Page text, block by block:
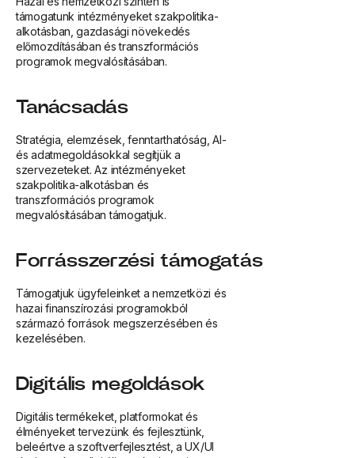
támogatunk intézményeket szakpolitika-
alkotásban, gazdasági növekedés
előmozdításában és transzformációs
programok megvalósításában.
Tanácsadás
Stratégia, elemzések, fenntarthatóság, AI-
és adatmegoldásokkal segítjük a
szervezeteket. Az intézményeket
szakpolitika-alkotásban és
transzformációs programok
megvalósításában támogatjuk.
Forrásszerzési támogatás
Támogatjuk ügyfeleinket a nemzetközi és
hazai finanszírozási programokból
származó források megszerzésében és
kezelésében.
Digitális megoldások
Digitális termékeket, platformokat és
élményeket tervezünk és fejlesztünk,
beleértve a szoftverfejlesztést, a UX/UI